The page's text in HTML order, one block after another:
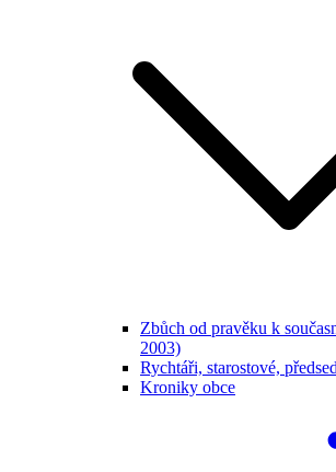
Zbůch od pravěku k
2003)
Rychtáři, starostové,
Kroniky obce